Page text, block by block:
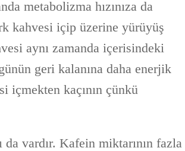
metabolizma hızınıza da
kahvesi içip üzerine yürüyüş
aynı zamanda içerisindeki
geri kalanına daha enerjik
içmekten kaçının çünkü
vardır. Kafein miktarının fazla